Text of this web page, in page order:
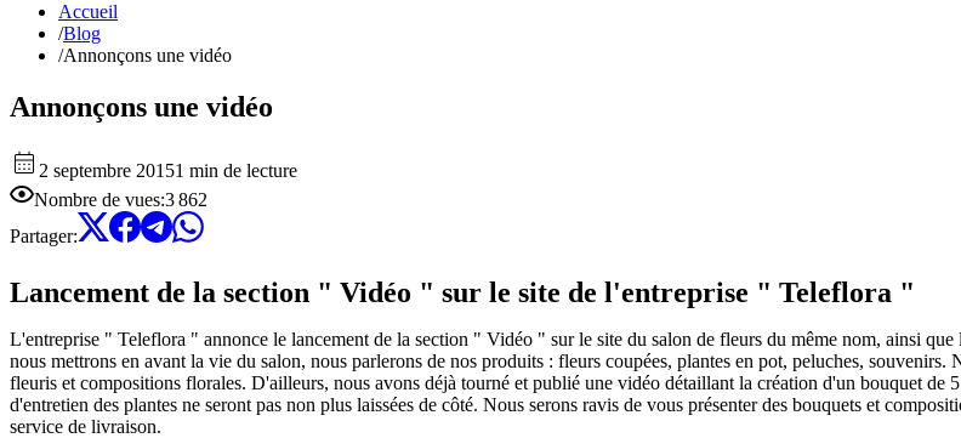
Accueil
/Blog
/Annonçons une vidéo
Annonçons une vidéo
2 septembre 20151 min de lecture
Nombre de vues:3 862
Partager:
Lancement de la section " Vidéo " sur le site de l'entreprise " Teleflora "
L'entreprise " Teleflora " annonce le lancement de la section " Vidéo " sur le site du salon de fleurs du même nom, ainsi
nous mettrons en avant la vie du salon, nous parlerons de nos produits : fleurs coupées, plantes en pot, peluches,
fleuris et compositions florales. D'ailleurs, nous avons déjà tourné et publié une vidéo détaillant la création d'un bouquet de
d'entretien des plantes ne seront pas non plus laissées de côté. Nous serons ravis de vous présenter des bouquets et
service de livraison.